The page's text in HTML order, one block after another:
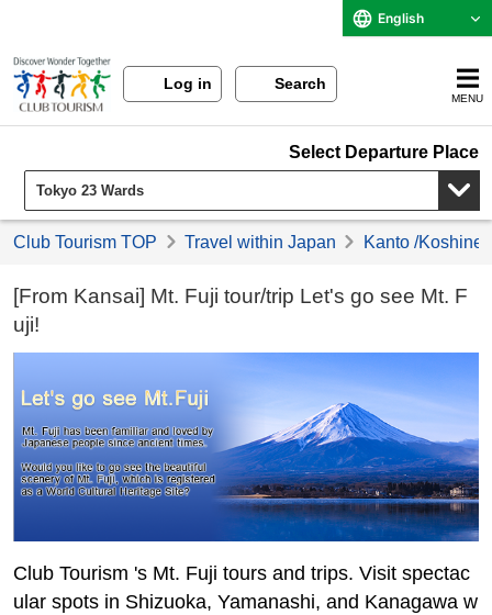
English
Log in Search
MENU
Select Departure Place
Club Tourism TOP Travel within Japan Kanto /
[From Kansai] Mt. Fuji tour/trip Let's go see Mt. F
uji!
Club Tourism 's Mt. Fuji tours and trips. Visit spectac
ular spots in Shizuoka, Yamanashi, and Kanagawa w